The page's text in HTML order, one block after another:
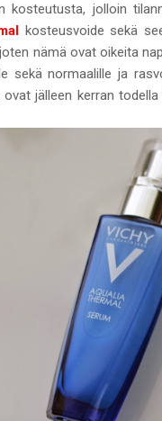
kosteutusta, jolloin
kosteusvoide sekä
nämä ovat oikeita
sekä normaalille ja
jälleen kerran